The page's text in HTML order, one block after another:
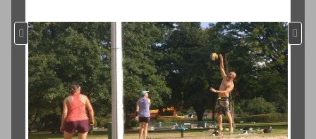
Vorheriger Beitrag: Erster kompletter Heimspieltag 2022